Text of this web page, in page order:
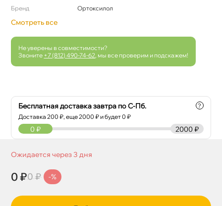
Бренд Ортоксилол
Смотреть все
Не уверены в совместимости?
Звоните +7 (812) 490-74-62 , мы все проверим и подскажем!
Бесплатная доставка завтра по С-Пб.
Доставка200 ₽, еще2000 ₽ и будет 0 ₽
?
2000 ₽
0 ₽
Ожидается через 3 дня
0 ₽0 ₽ -%